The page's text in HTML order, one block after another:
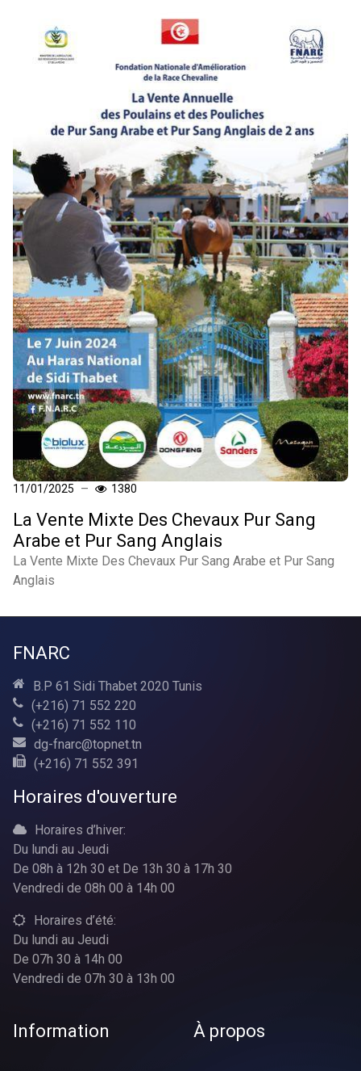
11/01/2025 1380
La Vente Mixte Des Chevaux Pur Sang
Arabe et Pur Sang Anglais
La Vente Mixte Des Chevaux Pur Sang Arabe et Pur Sang
Anglais
FNARC
B.P 61 Sidi Thabet 2020 Tunis
(+216) 71 552 220
(+216) 71 552 110
dg-fnarc@topnet.tn
(+216) 71 552 391
Horaires d'ouverture
Horaires d’hiver:
Du lundi au Jeudi
De 08h à 12h 30 et De 13h 30 à 17h 30
Vendredi de 08h 00 à 14h 00
Horaires d’été:
Du lundi au Jeudi
De 07h 30 à 14h 00
Vendredi de 07h 30 à 13h 00
Information À propos